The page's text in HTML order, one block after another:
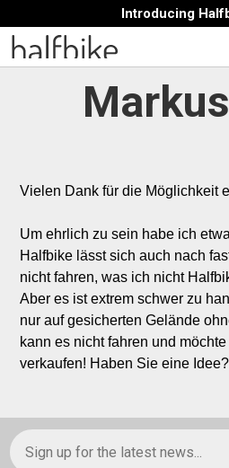
Introducing
Vielen Dank für die Möglichkeit
Um ehrlich zu sein habe ich
Halfbike lässt sich auch nach
nicht fahren, was ich nicht
Aber es ist extrem schwer zu
nur auf gesicherten Gelände
kann es nicht fahren und
verkaufen! Haben Sie eine Idee?